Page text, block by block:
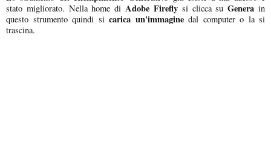
stato migliorato. Nella home di Adobe Fireflysi clicca su Genera in
questo strumento quindi si carica un'immaginedal computer o la si
trascina.